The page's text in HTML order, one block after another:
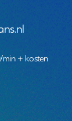
min + kosten